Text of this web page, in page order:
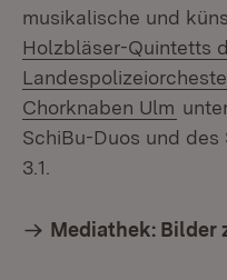
musikalische und
Holzbläser-Quintetts
Chorknaben Ulm
SchiBu-Duos und
3.1.
Mediathek: Bilder